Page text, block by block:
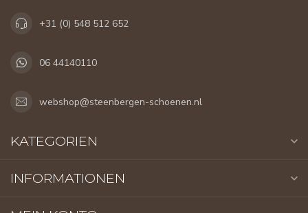
+31 (0) 548 512 652
06 44140110
webshop@steenbergen-schoenen.nl
KATEGORIEN
INFORMATIONEN